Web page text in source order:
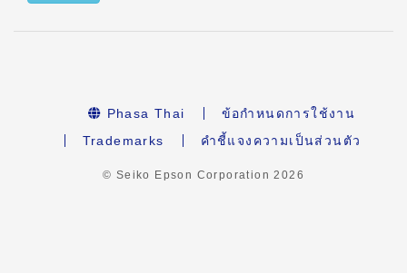
Phasa Thai
ข้อกำหนดการใช้งาน
Trademarks
คำชี้แจงความเป็นส่วนตัว
© Seiko Epson Corporation2026